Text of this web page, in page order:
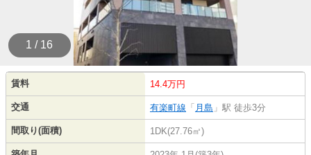
1 / 16
賃料 14.4万円
交通 有楽町線 「 月島 」駅 徒歩3分
間取り(面積) 1DK(27.76㎡)